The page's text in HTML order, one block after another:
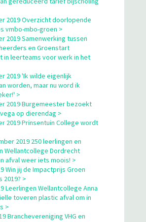
2019 Overzicht doorlopende
vmbo-mbo-groen >
2019 Samenwerking tussen
en Groenstart
in leerteams voor werk in het
2019 'Ik wilde eigenlijk
worden, maar nu word ik
>
2019 Burgemeester bezoekt
op dierendag >
2019 Prinsentuin College wordt
2019 250 leerlingen en
Wellantcollege Dordrecht
afval weer iets moois! >
Win jij de Impactprijs Groen
2019? >
Leerlingen Wellantcollege Anna
toveren plastic afval om in
>
Branchevereniging VHG en